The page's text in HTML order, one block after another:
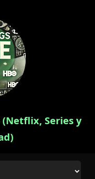
(Netflix, Series y